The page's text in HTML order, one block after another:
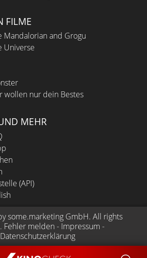
FILME
Mandalorian and Grogu
Universe
wollen nur dein Bestes
MEHR
(API)
some.marketing GmbH. All rights
Fehler melden - Impressum -
Datenschutzerklärung